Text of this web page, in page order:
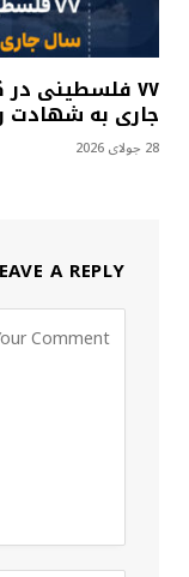
۷۷ فلسطینی
جاری به شهادت
28 جولای 2026
A REPLY